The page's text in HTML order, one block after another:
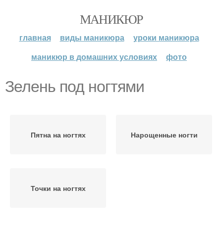
МАНИКЮР
главная виды маникюра
уроки маникюра
маникюр в домашних условиях
фото
Зелень под ногтями
Пятна на ногтях Нарощенные ногти
Точки на ногтях